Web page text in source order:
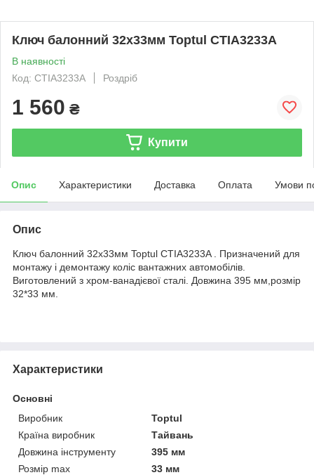
Ключ балонний 32х33мм Toptul CTIA3233A
В наявності
Код: CTIA3233A
Роздріб
1 560 ₴
Купити
Опис Характеристики Доставка Оплата Умови
Опис
Ключ балонний 32х33мм Toptul CTIA3233A . Призначений для
монтажу і демонтажу коліс вантажних автомобілів.
Виготовлений з хром-ванадієвої сталі. Довжина 395 мм,розмір
32*33 мм.
Характеристики
Основні
Виробник
Toptul
Країна виробник
Тайвань
Довжина інструменту
395 мм
Розмір max
33 мм